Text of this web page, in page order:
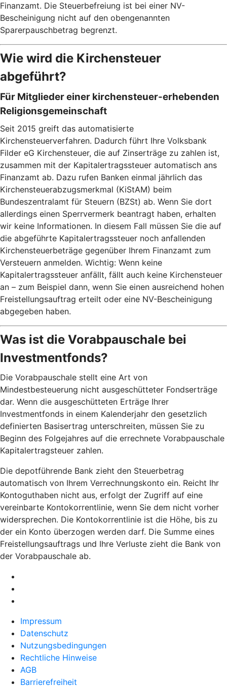
Finanzamt. Die Steuerbefreiung ist bei einer NV-
Bescheinigung nicht auf den obengenannten
Sparerpauschbetrag begrenzt.
Wie wird die Kirchensteuer
abgeführt?
Für Mitglieder einer kirchensteuer-erhebenden
Religionsgemeinschaft
Seit 2015 greift das automatisierte
Kirchensteuerverfahren. Dadurch führt Ihre Volksbank
Filder eG Kirchensteuer, die auf Zinserträge zu zahlen ist,
zusammen mit der Kapitalertragssteuer automatisch ans
Finanzamt ab. Dazu rufen Banken einmal jährlich das
Kirchensteuerabzugsmerkmal (KiStAM) beim
Bundeszentralamt für Steuern (BZSt) ab. Wenn Sie dort
allerdings einen Sperrvermerk beantragt haben, erhalten
wir keine Informationen. In diesem Fall müssen Sie die auf
die abgeführte Kapitalertragssteuer noch anfallenden
Kirchensteuerbeträge gegenüber Ihrem Finanzamt zum
Versteuern anmelden. Wichtig: Wenn keine
Kapitalertragssteuer anfällt, fällt auch keine Kirchensteuer
an – zum Beispiel dann, wenn Sie einen ausreichend hohen
Freistellungsauftrag erteilt oder eine NV-Bescheinigung
abgegeben haben.
Was ist die Vorabpauschale bei
Investmentfonds?
Die Vorabpauschale stellt eine Art von
Mindestbesteuerung nicht ausgeschütteter Fondserträge
dar. Wenn die ausgeschütteten Erträge Ihrer
Investmentfonds in einem Kalenderjahr den gesetzlich
definierten Basisertrag unterschreiten, müssen Sie zu
Beginn des Folgejahres auf die errechnete Vorabpauschale
Kapitalertragsteuer zahlen.
Die depotführende Bank zieht den Steuerbetrag
automatisch von Ihrem Verrechnungskonto ein. Reicht Ihr
Kontoguthaben nicht aus, erfolgt der Zugriff auf eine
vereinbarte Kontokorrentlinie, wenn Sie dem nicht vorher
widersprechen. Die Kontokorrentlinie ist die Höhe, bis zu
der ein Konto überzogen werden darf. Die Summe eines
Freistellungsauftrags und Ihre Verluste zieht die Bank von
der Vorabpauschale ab.
Impressum
Datenschutz
Nutzungsbedingungen
Rechtliche Hinweise
AGB
Barrierefreiheit